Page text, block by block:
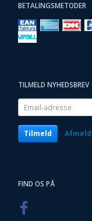
BETALINGSMETODER
TILMELD NYHEDSBREV
Email-
adresse
Tilmeld Afmeld
FIND OS PÅ